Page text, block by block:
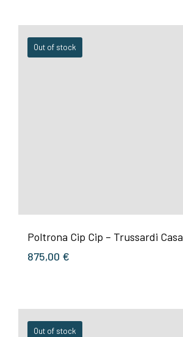
Out of stock
Poltrona Cip Cip – Trussardi Casa
875,00 €
Out of stock